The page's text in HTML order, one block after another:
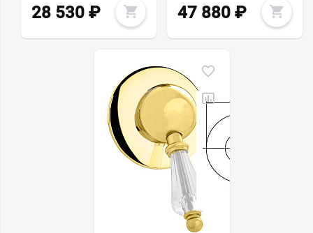
28 530 ₽ 47 880 ₽